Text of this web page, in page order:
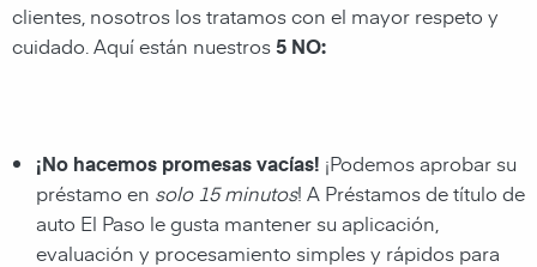
clientes, nosotros los tratamos con el mayor respeto y
cuidado. Aquí están nuestros5 NO:
¡No hacemos promesas vacías! ¡Podemos aprobar su
préstamo en solo 15 minutos! A Préstamos de título de
auto El Paso le gusta mantener su aplicación,
evaluación y procesamiento simples y rápidos para